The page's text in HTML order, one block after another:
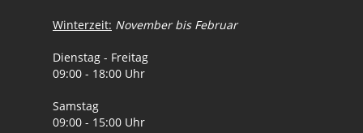
Winterzeit: November bis Februar
Dienstag - Freitag
09:00 - 18:00 Uhr
Samstag
09:00 - 15:00 Uhr